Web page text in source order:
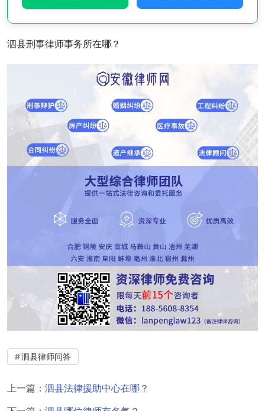
泗县刑事律师事务所在哪？
泗县律师问答
上一篇： 泗县法律援助中心在哪？